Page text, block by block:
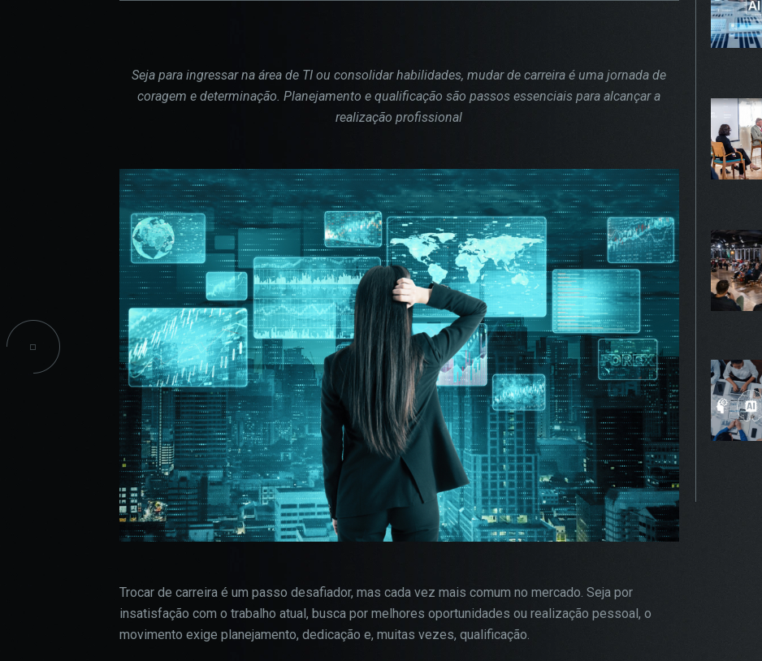
Seja para ingressar na área de TI ou consolidar habilidades, mudar de carreira é uma jornada de
coragem e determinação. Planejamento e qualificação são passos essenciais para alcançar a
realização profissional
Trocar de carreira é um passo desafiador, mas cada vez mais comum no mercado. Seja por
insatisfação com o trabalho atual, busca por melhores oportunidades ou realização pessoal, o
movimento exige planejamento, dedicação e, muitas vezes, qualificação.
configurar seu navegador para bloquear esses cookies, algumas partes
COOKIES DE PUBLICIDADE Habilitado
Estes cookies são estabelecidos por nossos parceiros de publicidade e
podem ser usados para compor um perfil sobre seus interesses e, a
partir disso, mostrar anúncios relevantes para você em outros sites. As
informações armazenadas são baseadas na identificação exclusiva do
seu navegador e dispositivo de internet, sem armazenar diretamente
informações pessoais. Ao configurar seu navegador para bloquear
esses cookies, você terá menos publicidade direcionada.
PROSSEGUIR